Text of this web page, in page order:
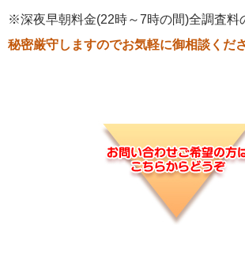
※深夜早朝料金(22時～7時の間)全調査料
秘密厳守しますのでお気軽に御相談くださ